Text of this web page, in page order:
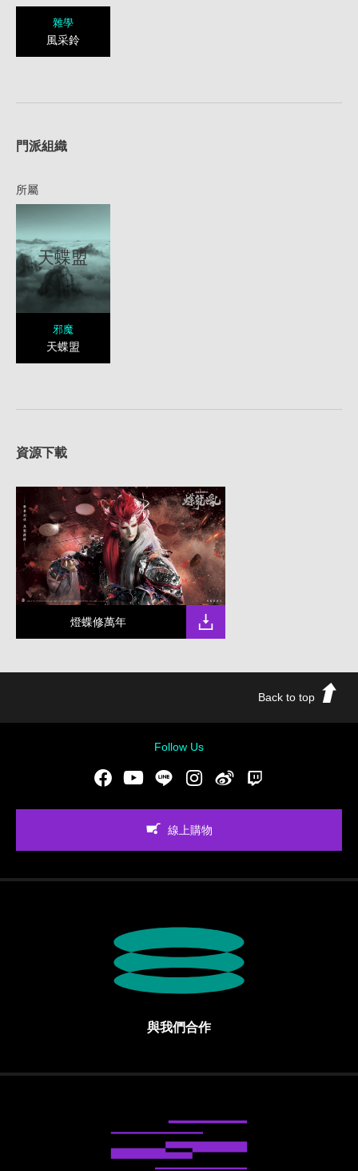
雜學
風采鈴
門派組織
所屬
天蝶盟
邪魔
天蝶盟
資源下載
燈蝶修萬年
Back to top
Follow Us
FacebookYoutubeLINE Instgram新浪微博
線上購物
與我們合作